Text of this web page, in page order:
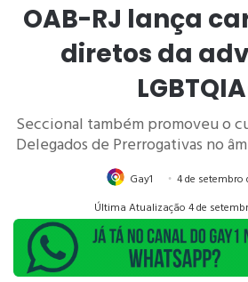
OAB-RJ lança
diretos da
Seccional também promoveu o
Delegados de Prerrogativas no
Gay1
4 de setembro
Última Atualização 4 de